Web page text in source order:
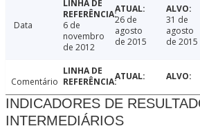
Data
6 de
novembro
de 2012
26 de
agosto
de 2015
31 de
agosto
de 2015
Comentário
INDICADORES DE
INTERMEDIÁRIOS